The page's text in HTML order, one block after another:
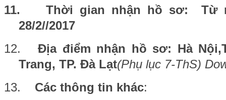
11.
Thời gian nhận hồ sơ: Từ
28/2//2017
12.Địa điểm nhận hồ sơ: Hà
Trang, TP. Đà Lạt(Phụ lục 7-ThS)
13. Các thông tin khác: